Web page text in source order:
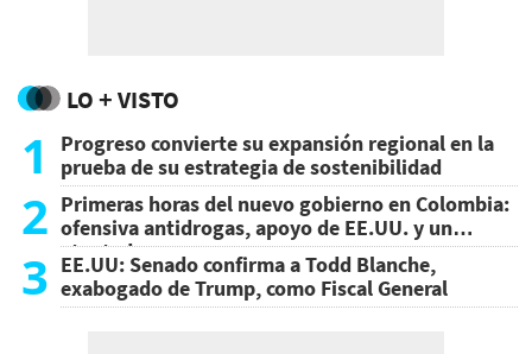
LO + VISTO
1
Progreso convierte su expansión regional en la
prueba de su estrategia de sostenibilidad
2 Primeras horas del nuevo gobierno en Colombia:
ofensiva antidrogas, apoyo de EE.UU. y un
atentado
3 EE.UU: Senado confirma a Todd Blanche,
exabogado de Trump, como Fiscal General